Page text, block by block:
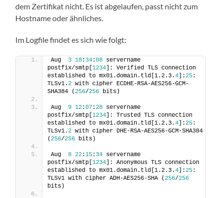
dem Zertifikat nicht. Es ist abgelaufen, passt nicht zum
Hostname oder ähnliches.
Im Logfile findet es sich wie folgt:
Aug 3 18: 34:08 servername
postfix/smtp[1234 ]: Verified TLS connection
established to mx01.domain.tld[1.2.3.4 ]:25:
TLSv1.2 with cipher ECDHE-RSA-AES256-GCM-
SHA384 (256/256 bits)
Aug 9 12:07:28 servername
postfix/smtp[1234 ]: Trusted TLS connection
established to mx01.domain.tld[1.2.3.4 ]:25:
TLSv1.2 with cipher DHE-RSA-AES256-GCM-SHA384
(256/256 bits)
Aug 8 22:15: 34 servername
postfix/smtp[1234 ]: Anonymous TLS connection
established to mx01.domain.tld[1.2.3.4 ]:25:
TLSv1 with cipher ADH-AES256-SHA (256/256
bits)